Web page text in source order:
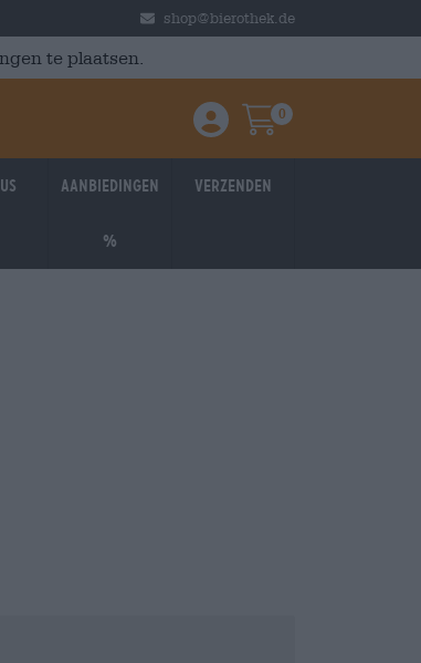
shop@bierothek.de
te plaatsen.
Einloggen / Anmelden
Warenkorb
0
Aanbiedingen
%
Verzenden